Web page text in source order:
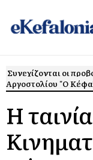
Συνεχίζονται οι
Αργοστολίου "Ο
Η